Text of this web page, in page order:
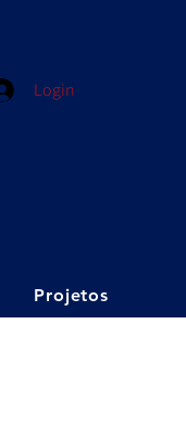
Login
Projetos